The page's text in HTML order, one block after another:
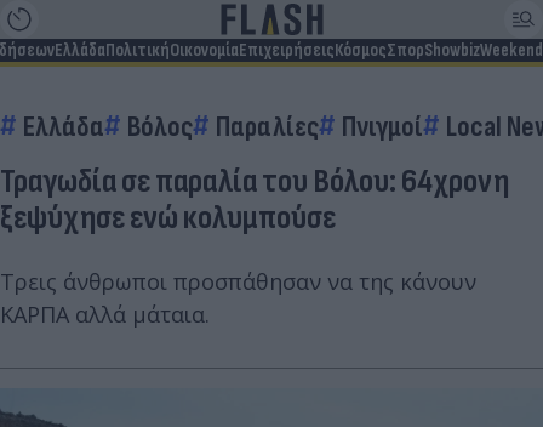
ΕλλάδαΠολιτικήΟικονομίαΕπιχειρήσειςΚόσμοςΣπορShowbizWeekend
Ελλάδα Βόλος Παραλίες Πνιγμοί Local
Τραγωδία σε παραλία του Βόλου: 64χρονη
ξεψύχησε ενώ κολυμπούσε
Τρεις άνθρωποι προσπάθησαν να της κάνουν
ΚΑΡΠΑ αλλά μάταια.